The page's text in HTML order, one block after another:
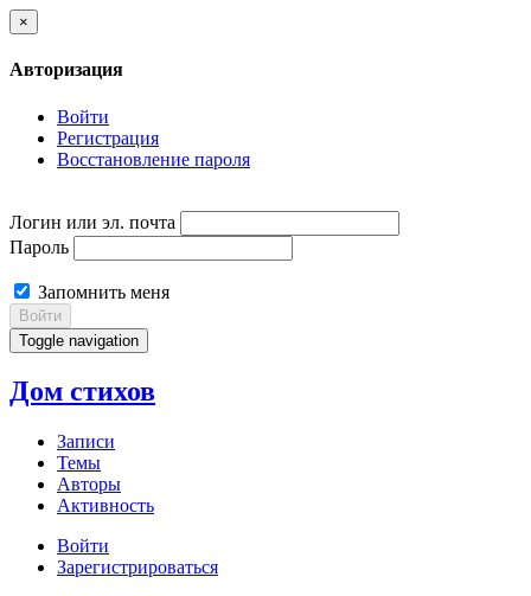
×
Авторизация
Войти
Регистрация
Восстановление пароля
Логин или эл. почта
Пароль
Запомнить меня
Войти
Toggle navigation
Дом стихов
Записи
Темы
Авторы
Активность
Войти
Зарегистрироваться